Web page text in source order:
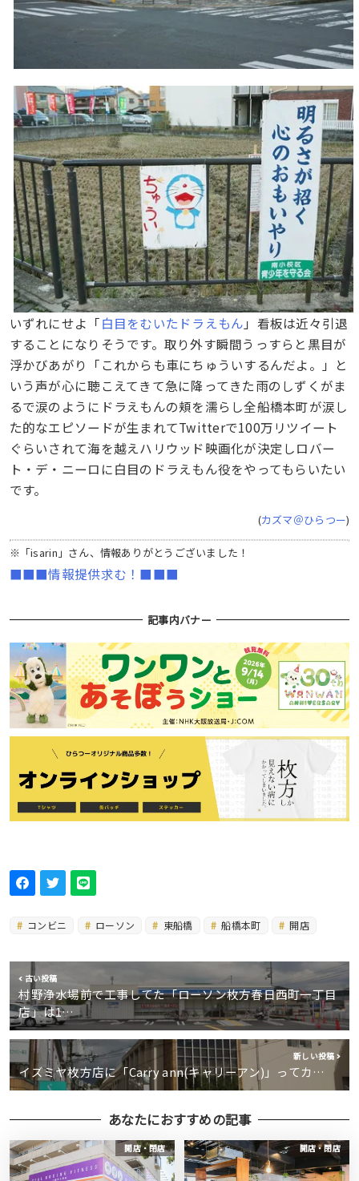
いずれにせよ「白目をむいたドラえもん 」看板は近々引退
することになりそうです。取り外す瞬間うっすらと黒目が
浮かびあがり「これからも車にちゅういするんだよ。」と
いう声が心に聴こえてきて急に降ってきた雨のしずくがま
るで涙のようにドラえもんの頬を濡らし全船橋本町が涙し
た的なエピソードが生まれてTwitterで100万リツイート
ぐらいされて海を越えハリウッド映画化が決定しロバー
ト・デ・ニーロに白目のドラえもん役をやってもらいたい
です。
(カズマ＠ひらつー)
※「isarin」さん、情報ありがとうございました！
■■■情報提供求む！■■■
記事内バナー
コンビニ ローソン 東船橋 船橋本町 開店
古い投稿
村野浄水場前で工事してた「ローソン枚方春日西町一丁目
店」は1…
新しい投稿
イズミヤ枚方店に「Carry ann(キャリーアン)」ってカ…
あなたにおすすめの記事
開店・閉店 開店・閉店